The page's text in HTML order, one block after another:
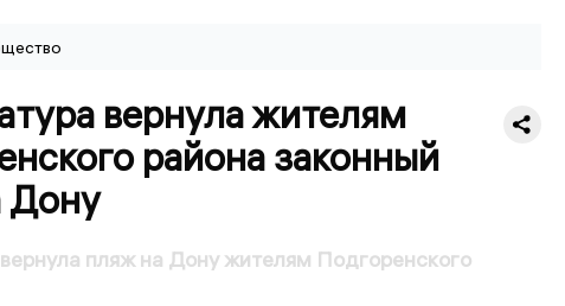
вернула жителям
района законный
Дону
пляж на Дону жителям Подгоренского